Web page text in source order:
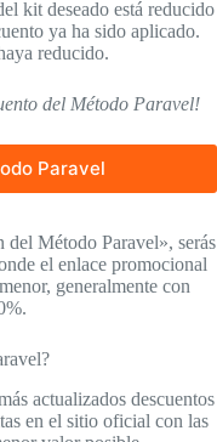
kit deseado está reducido
ya ha sido aplicado.
reducido.
del Método Paravel!
Paravel
Método Paravel», serás
el enlace promocional
generalmente con
actualizados descuentos
en el sitio oficial con las